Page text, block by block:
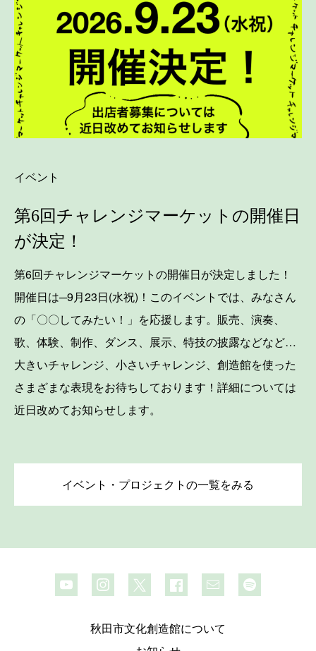
イベント
第6回チャレンジマーケットの開催日
が決定！
第6回チャレンジマーケットの開催日が決定しました！
開催日は─9月23日(水祝)！このイベントでは、みなさん
の「〇〇してみたい！」を応援します。販売、演奏、
歌、体験、制作、ダンス、展示、特技の披露などなど…
大きいチャレンジ、小さいチャレンジ、創造館を使った
さまざまな表現をお待ちしております！詳細については
近日改めてお知らせします。
イベント・プロジェクトの一覧をみる
秋田市文化創造館について